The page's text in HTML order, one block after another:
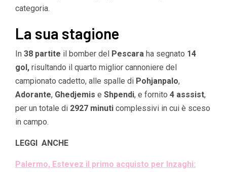
categoria.
La sua stagione
In 38 partite il bomber del Pescara ha segnato 14
gol, risultando il quarto miglior cannoniere del
campionato cadetto, alle spalle di Pohjanpalo,
Adorante, Ghedjemis e Shpendi, e fornito 4 asssist,
per un totale di 2927 minuti complessivi in cui è sceso
in campo.
LEGGI ANCHE
Palermo, Estevez il primo acquisto per Inzaghi: